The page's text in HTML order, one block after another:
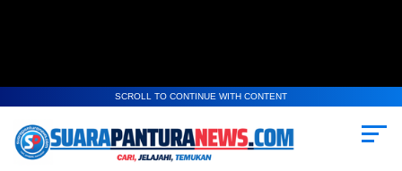
SCROLL TO CONTINUE WITH CONTENT